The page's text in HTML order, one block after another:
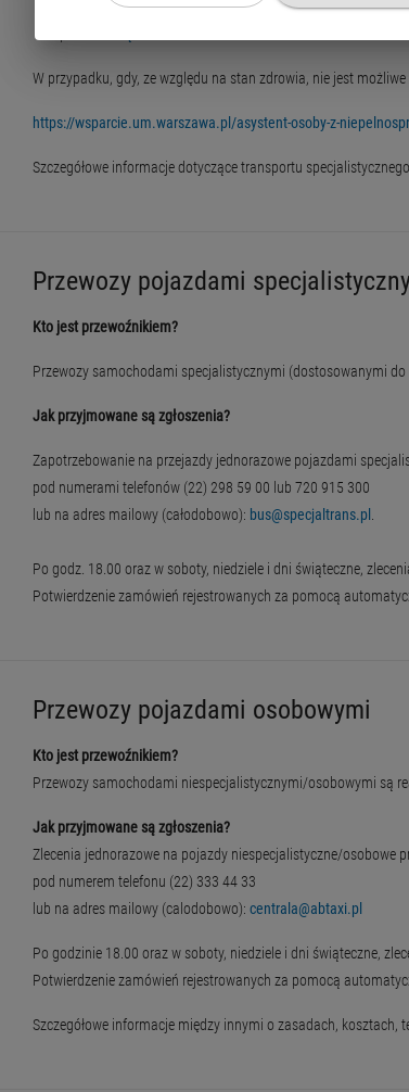
W przypadku, gdy, ze względu na stan zdrowia, nie jest
https://wsparcie.um.warszawa.pl/asystent-osoby-z-
Szczegółowe informacje dotyczące transportu
Przewozy pojazdami
Kto jest przewoźnikiem?
Przewozy samochodami specjalistycznymi (dostosowanymi do
Jak przyjmowane są zgłoszenia?
Zapotrzebowanie na przejazdy jednorazowe pojazdami
pod numerami telefonów (22) 298 59 00 lub 720 915 300
lub na adres mailowy (całodobowo): bus@specjaltrans.pl .
Po godz. 18.00 oraz w soboty, niedziele i dni świąteczne,
Potwierdzenie zamówień rejestrowanych za pomocą
Przewozy pojazdami osobowymi
Kto jest przewoźnikiem?
Przewozy samochodami niespecjalistycznymi/osobowymi są
Jak przyjmowane są zgłoszenia?
Zlecenia jednorazowe na pojazdy niespecjalistyczne/osobowe
pod numerem telefonu (22) 333 44 33
lub na adres mailowy (calodobowo): centrala@abtaxi.pl
Po godzinie 18.00 oraz w soboty, niedziele i dni świąteczne,
Potwierdzenie zamówień rejestrowanych za pomocą
Szczegółowe informacje między innymi o zasadach,